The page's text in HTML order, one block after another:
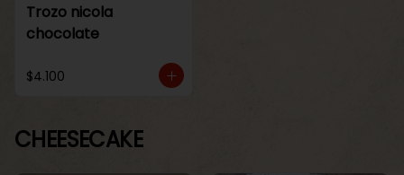
Trozo nicola
chocolate
$4.100
CHEESECAKE